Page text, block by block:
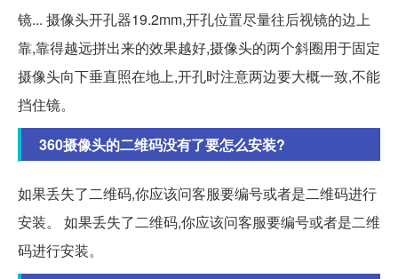
镜... 摄像头开孔器19.2mm,开孔位置尽量往后视镜的边上
靠,靠得越远拼出来的效果越好,摄像头的两个斜圈用于固定
摄像头向下垂直照在地上,开孔时注意两边要大概一致,不能
挡住镜。
360摄像头的二维码没有了要怎么安装?
如果丢失了二维码,你应该问客服要编号或者是二维码进行
安装。 如果丢失了二维码,你应该问客服要编号或者是二维
码进行安装。